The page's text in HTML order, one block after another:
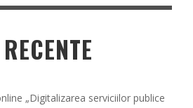
„Digitalizarea serviciilor publice